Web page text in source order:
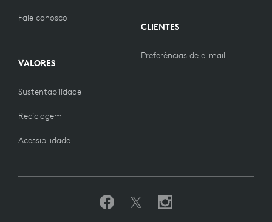
Fale conosco
VALORES
Sustentabilidade
Reciclagem
Acessibilidade
CLIENTES
Preferências de e-mail